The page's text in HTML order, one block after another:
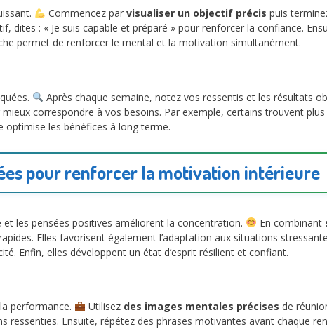
Commencez par visualiser un objectif précis puis
dites : « Je suis capable et préparé » pour renforcer la confiance.
permet de renforcer le mental et la motivation simultanément.
Après chaque semaine, notez vos ressentis et les résultats
correspondre à vos besoins. Par exemple, certains trouvent
les bénéfices à long terme.
pour renforcer la motivation intérieure
les pensées positives améliorent la concentration. En combinant
Elles favorisent également l’adaptation aux situations
Enfin, elles développent un état d’esprit résilient et confiant.
performance. Utilisez des images mentales précises de
ressenties. Ensuite, répétez des phrases motivantes avant chaque